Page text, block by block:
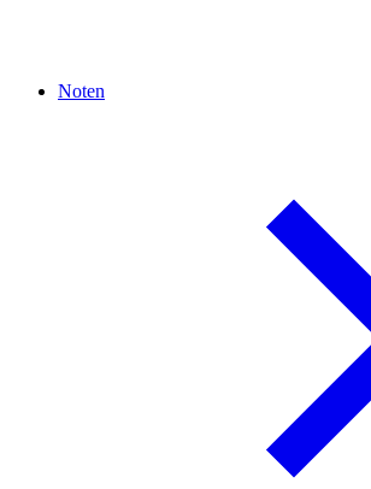
Noten